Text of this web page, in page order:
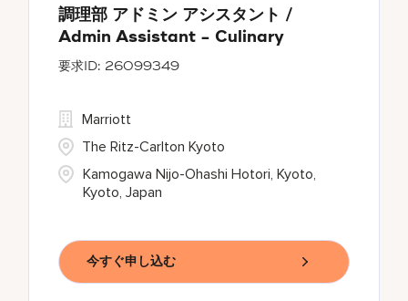
調理部 アドミン アシスタント /
Admin Assistant - Culinary
26099349
Kamogawa Nijo-Ohashi Hotori, Kyoto,
Kyoto, Japan
Marriott
The Ritz-Carlton Kyoto
今すぐ申し込む